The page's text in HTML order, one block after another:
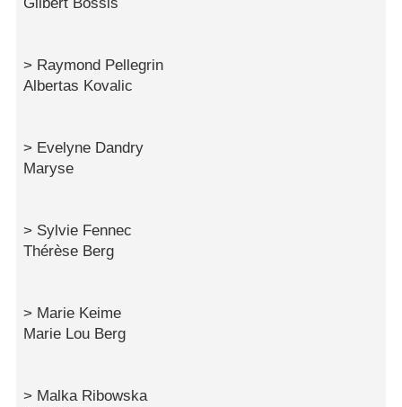
> Raymond Pellegrin
Albertas Kovalic
> Evelyne Dandry
Maryse
> Sylvie Fennec
Thérèse Berg
> Marie Keime
Marie Lou Berg
> Malka Ribowska